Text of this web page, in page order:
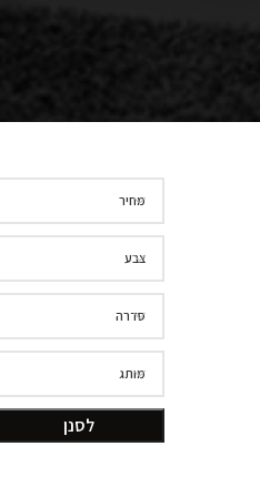
מחיר
צבע
סדרה
מותג
לסנן